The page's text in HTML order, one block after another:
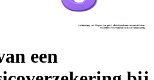
een